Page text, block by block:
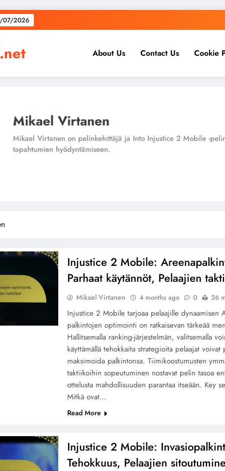
07/2026
About Us Contact Us Cookie
Mikael Virtanen
Mikael Virtanen on pelinkehittäjä ja Into Injustice 2 Mobile -
tapahtumien hyödyntämiseen.
Injustice 2 Mobile:
Parhaat käytännöt, Pelaajien
Mikael Virtanen 4 months ago 0 26
Injustice 2 Mobile tarjoaa pelaajille dynaamisen
palkintojen optimointi on ratkaisevan tärkeää
Hallitsemalla ranking-järjestelmän, valitsemalla
käyttämällä tehokkaita strategioita pelaajat voivat
maksimoida palkintonsa. Tiimikoostumusten
taktiikoihin sopeutuminen nostavat pelin tasoa
ottelusta mahdollisuuden parantaa itseään. Key
Mitkä ovat…
Read More
Injustice 2 Mobile:
Tehokkuus, Pelaajien